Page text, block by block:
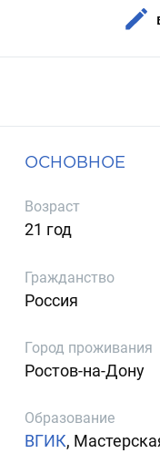
ОСНОВНОЕ
Возраст
21 год
Гражданство
Россия
Город проживания
Ростов-на-Дону
Образование
ВГИК,